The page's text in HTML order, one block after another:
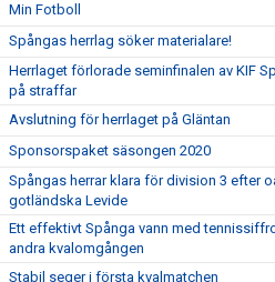
Min Fotboll
Spångas herrlag söker materialare!
Herrlaget förlorade seminfinalen av KIF
på straffar
Avslutning för herrlaget på Gläntan
Sponsorspaket säsongen 2020
Spångas herrar klara för division 3 efter
gotländska Levide
Ett effektivt Spånga vann med
andra kvalomgången
Stabil seger i första kvalmatchen